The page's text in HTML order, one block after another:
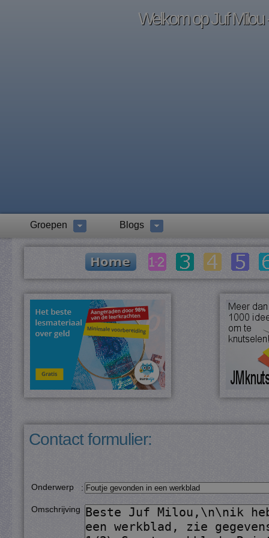
Welkom op Juf Milou
Groepen Blogs
Contact formulier:
Onderwerp :
Omschrijving